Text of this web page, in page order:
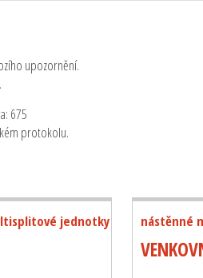
upozornění.
675
protokolu.
jednotky nástěnné